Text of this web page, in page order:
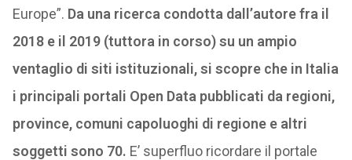
Europe”. Da una ricerca condotta dall’autore fra il
2018 e il 2019 (tuttora in corso) su un ampio
ventaglio di siti istituzionali, si scopre che in Italia
i principali portali Open Data pubblicati da regioni,
province, comuni capoluoghi di regione e altri
soggetti sono 70. E’ superfluo ricordare il portale